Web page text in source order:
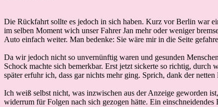
Die Rückfahrt sollte es jedoch in sich haben. Kurz vor Berlin war
im selben Moment wich unser Fahrer Jan mehr oder weniger
Auto einfach weiter. Man bedenke: Sie wäre mir in die Seite
Da wir jedoch nicht so unvernünftig waren und gesunden
Schock machte sich bemerkbar. Erst jetzt sickerte so richtig,
später erfuhr ich, dass gar nichts mehr ging. Sprich, dank der
Ich weiß selbst nicht, was inzwischen aus der Anzeige geworden
widerrum für Folgen nach sich gezogen hätte. Ein